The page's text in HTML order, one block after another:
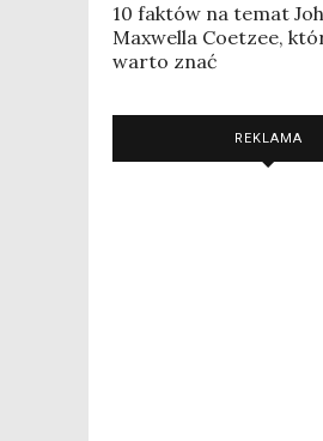
10 faktów na temat
Maxwella Coetzee,
warto znać
REKLAMA